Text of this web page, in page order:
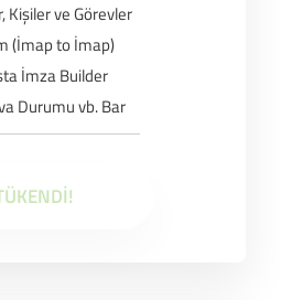
Kişiler ve Görevler
(İmap to İmap)
İmza Builder
Durumu vb. Bar